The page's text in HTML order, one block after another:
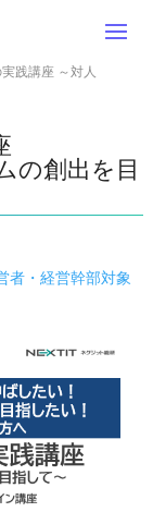
践講座 ～対人
の創出を目
者・経営幹部対象